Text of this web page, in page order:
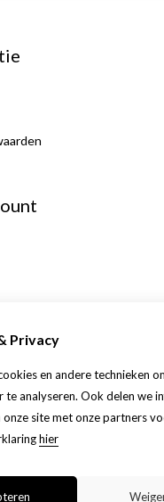
Privacy
en andere technieken
te analyseren. Ook delen we
site met onze partners
hier